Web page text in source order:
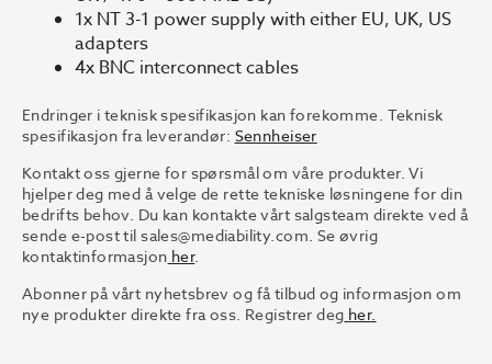
1x NT 3-1 power supply with either EU, UK, US
adapters
4x BNC interconnect cables
Endringer i teknisk spesifikasjon kan forekomme. Teknisk
spesifikasjon fra leverandør: Sennheiser
Kontakt oss gjerne for spørsmål om våre produkter. Vi
hjelper deg med å velge de rette tekniske løsningene for din
bedrifts behov. Du kan kontakte vårt salgsteam direkte ved å
sende e-post tilsales@mediability.com. Se øvrig
kontaktinformasjon her.
Abonner på vårt nyhetsbrev og få tilbud og informasjon om
nye produkter direkte fra oss. Registrer deg her.